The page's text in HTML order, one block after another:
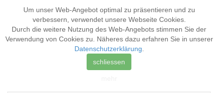
Um unser Web-Angebot optimal zu präsentieren und zu
verbessern, verwendet unsere Webseite Cookies.
Durch die weitere Nutzung des Web-Angebots stimmen Sie der
Verwendung von Cookies zu. Näheres dazu erfahren Sie in unserer
Datenschutzerklärung
schliessen